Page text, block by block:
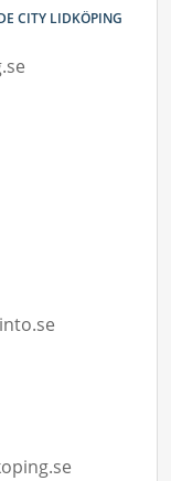
CITY LIDKÖPING